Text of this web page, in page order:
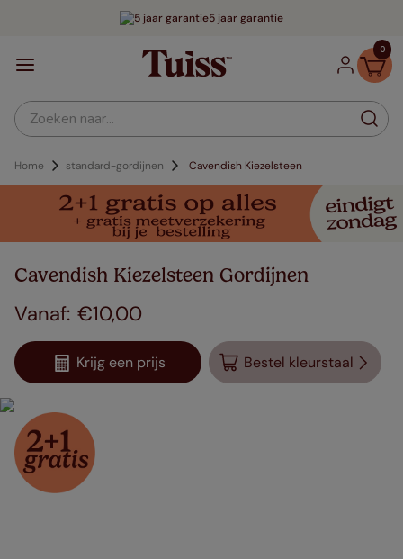
5 jaar garantie
0
Zoeken naar...
Home standard-gordijnen Cavendish Kiezelsteen
Cavendish Kiezelsteen Gordijnen
€10,00
Krijg een prijs Bestel kleurstaal